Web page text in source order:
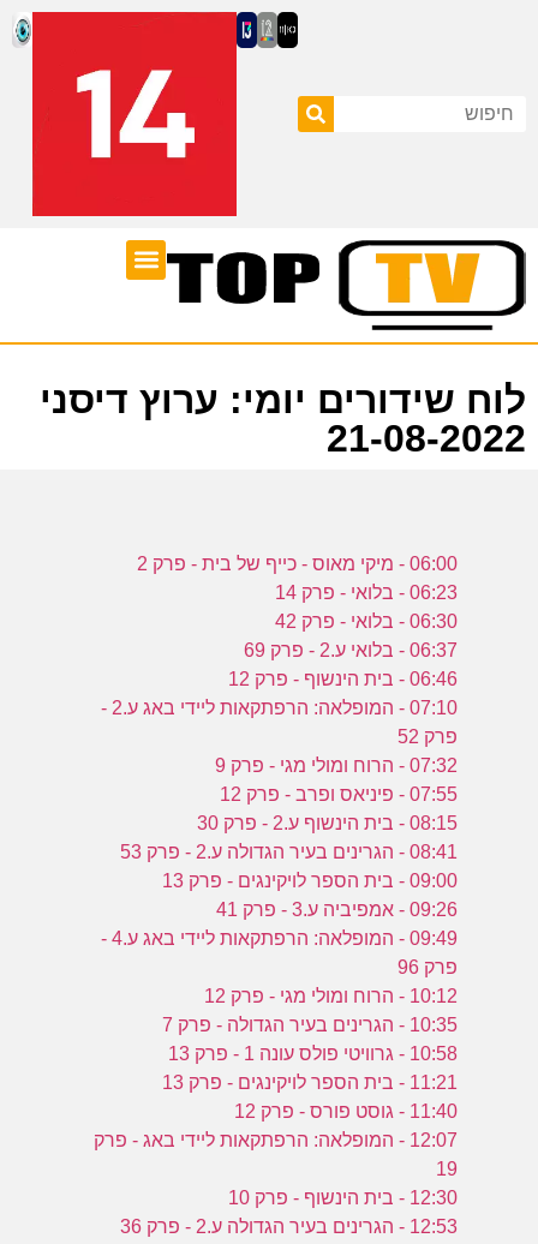
לוח שידורים יומי: ערוץ דיסני
21-08-2022
06:00 - מיקי מאוס - כייף של בית - פרק 2
06:23 - בלואי - פרק 14
06:30 - בלואי - פרק 42
06:37 - בלואי ע.2 - פרק 69
06:46 - בית הינשוף - פרק 12
07:10 - המופלאה: הרפתקאות ליידי באג ע.2 -
פרק 52
07:32 - הרוח ומולי מגי - פרק 9
07:55 - פיניאס ופרב - פרק 12
08:15 - בית הינשוף ע.2 - פרק 30
08:41 - הגרינים בעיר הגדולה ע.2 - פרק 53
09:00 - בית הספר לויקינגים - פרק 13
09:26 - אמפיביה ע.3 - פרק 41
09:49 - המופלאה: הרפתקאות ליידי באג ע.4 -
פרק 96
10:12 - הרוח ומולי מגי - פרק 12
10:35 - הגרינים בעיר הגדולה - פרק 7
10:58 - גרוויטי פולס עונה 1 - פרק 13
11:21 - בית הספר לויקינגים - פרק 13
11:40 - גוסט פורס - פרק 12
12:07 - המופלאה: הרפתקאות ליידי באג - פרק
19
12:30 - בית הינשוף - פרק 10
12:53 - הגרינים בעיר הגדולה ע.2 - פרק 36